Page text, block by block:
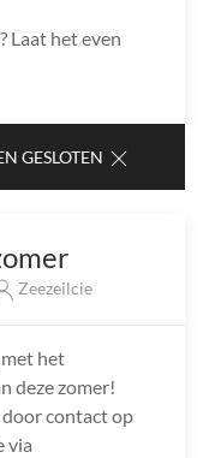
Laat het even
GESLOTEN
Zeezeilcie
met het
deze zomer!
door contact op
via